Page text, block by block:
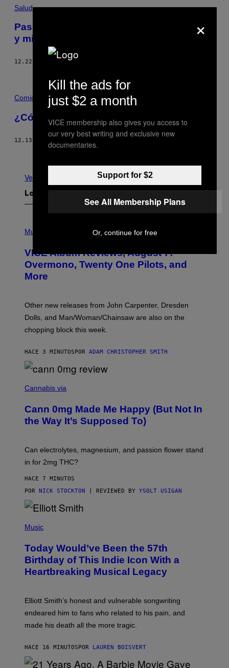
Salud
Pasé 80 días intentando sacar un six-pack
y mi vida se fue a la mierda
12.22.17 GRAHAM ISADOR
Comida
¿Cómo come un ‘mamado’ de gym?
12.13.17 PÁVEL GAONA
Ver todo
Lo más reciente
I
U
R
E
D
N
D
O
N
M
A
N
O
A
N
/
I
N
A
(
I
L
S
R
A
T
I
O
Y
O
N
Y
Y
Music
VICE Album Reviews, August 7:
Overmono, Twenty One Pilots, and
More
Other new releases from John Carpenter, Dresden
Dolls, and Man/Woman/Chainsaw are also on the
chopping block this week.
HACE 3 MINUTOSPOR ADAM CHRISTOPHER SMITH
I
S
T
O
T
N
O
V
I
C
Cannabis via
Cann 0mg Made Me Happy (But Not In
the Way It’s Supposed To)
Can electrolytes, magnesium, and passion flower stand
in for 2mg THC?
HACE 7 MINUTOS
POR NICK STOCKTON | REVIEWED BY YSOLT USIGAN
P
O
B
Y
V
N
R
S
E
N
Music
Today Would’ve Been the 57th
Birthday of This Indie Icon With a
Heartbreaking Musical Legacy
Elliott Smith’s honest and vulnerable songwriting
endeared him to fans who related to his pain, and
made his death all the more tragic.
HACE 16 MINUTOSPOR LAUREN BOISVERT
×
Kill the ads for
just $2 a month
VICE membership also gives you access to
our very best writing and exclusive new
documentaries.
Support for $2
See All Membership Plans
Or, continue for free